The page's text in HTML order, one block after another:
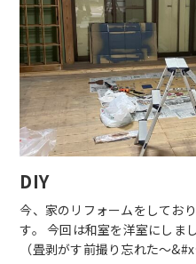
DIY
今、家のリフォームをしてお
す。 今回は和室を洋室にしま
（畳剥がす前撮り忘れた〜